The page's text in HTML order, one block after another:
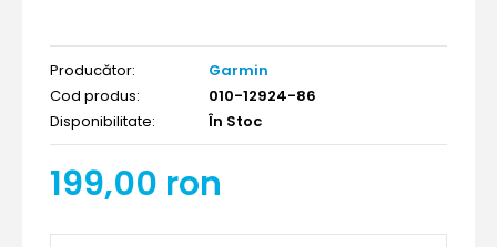
Producător:
Garmin
Cod produs:
010-12924-86
Disponibilitate:
În Stoc
199,00 ron